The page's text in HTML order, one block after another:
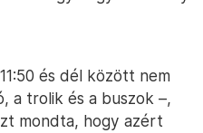
és dél között nem
a trolik és a buszok –,
mondta, hogy azért